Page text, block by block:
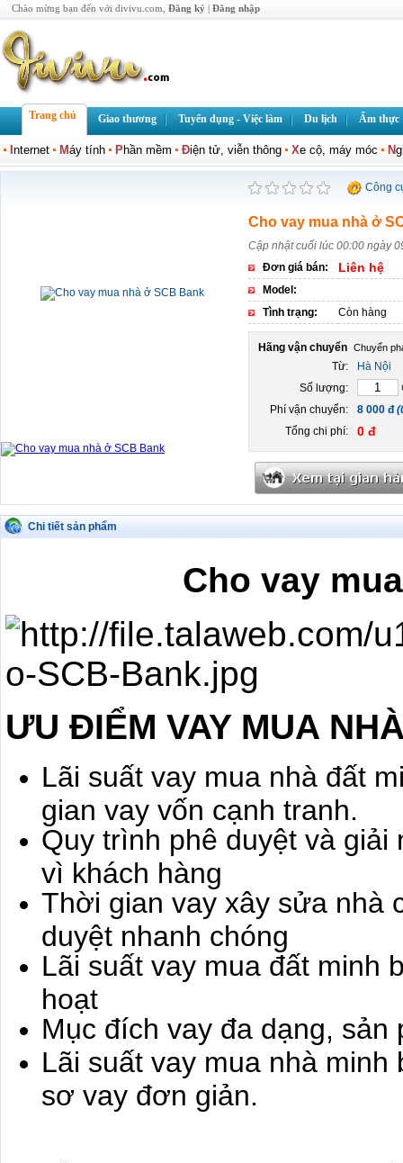
Chào mừng bạn đến với divivu.com, Đăng ký | Đăng nhập
Trang chủ Giao thương Tuyển dụng - Việc làm Du lịch Ẩm thực
nternet Máy tính Phần mềm Điện tử, viễn thông Xe cộ, máy móc N
Công
Cho vay mua nhà ở
Cập nhật cuối lúc 00:00 ngày
Đơn giá bán:
Liên hệ
Model:
Tình trạng:
Còn hàng
Hãng vận chuyển
Từ:
Hà Nội
Số lượng:
Phí vận chuyển:
8 000 đ
Tổng chi phí:
0 đ
Chi tiết sản phẩm
Cho vay
ƯU ĐIỂM VAY MUA
Lãi suất vay mua nhà đất
gian vay vốn cạnh tranh.
Quy trình phê duyệt và giải
vì khách hàng
Thời gian vay xây sửa nhà
duyệt nhanh chóng
Lãi suất vay mua đất minh
hoạt
Mục đích vay đa dạng,
Lãi suất vay mua nhà
sơ vay đơn giản.